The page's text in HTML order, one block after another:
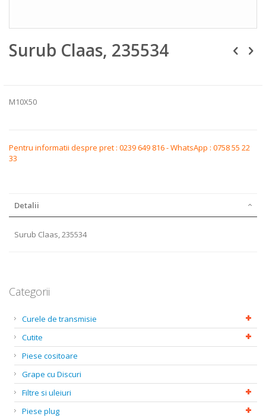
to
the
images
Surub Claas, 235534
M10X50
Pentru informatii despre pret : 0239 649 816 - WhatsApp : 0758 55 22
33
Detalii
Surub Claas, 235534
Categorii
Curele de transmisie
Cutite
Piese cositoare
Grape cu Discuri
Filtre si uleiuri
Piese plug